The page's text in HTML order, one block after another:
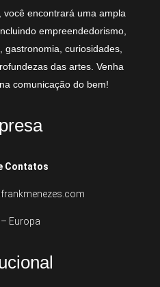
encontrará uma ampla
empreendedorismo,
gastronomia, curiosidades,
das artes. Venha
comunicação do bem!
Contatos
Europa